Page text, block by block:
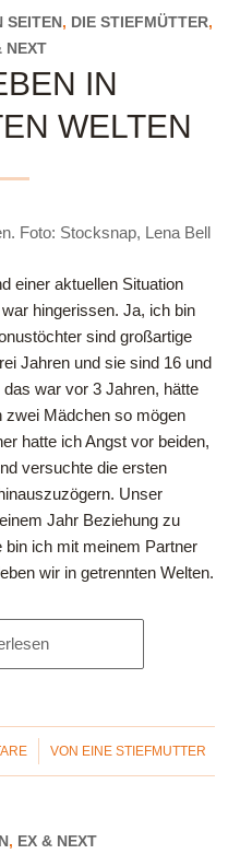
SEITEN , DIE STIEFMÜTTER,
NEXT
IN
WELTEN
einer aktuellen Situation
hingerissen. Ja, ich bin
sind großartige
Jahren und sie sind 16 und
war vor 3 Jahren, hätte
zwei Mädchen so mögen
hatte ich Angst vor beiden,
versuchte die ersten
Unser
Jahr Beziehung zu
bin ich mit meinem Partner
wir in getrennten Welten.
VON EINE STIEFMUTTER
, EX & NEXT